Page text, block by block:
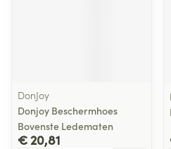
DonJoy
Donjoy Beschermhoes
Bovenste Ledematen
€ 20,81